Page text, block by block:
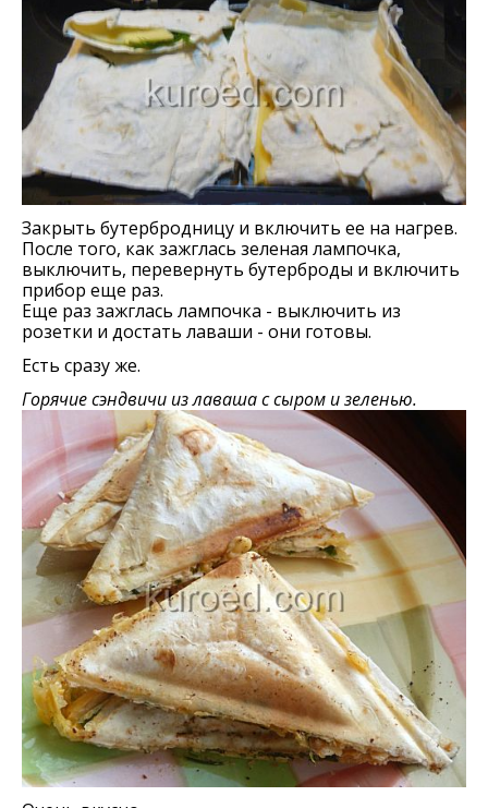
Закрыть бутербродницу и включить ее на нагрев.
После того, как зажглась зеленая лампочка,
выключить, перевернуть бутерброды и включить
прибор еще раз.
Еще раз зажглась лампочка - выключить из
розетки и достать лаваши - они готовы.
Есть сразу же.
Горячие сэндвичи из лаваша с сыром и зеленью.